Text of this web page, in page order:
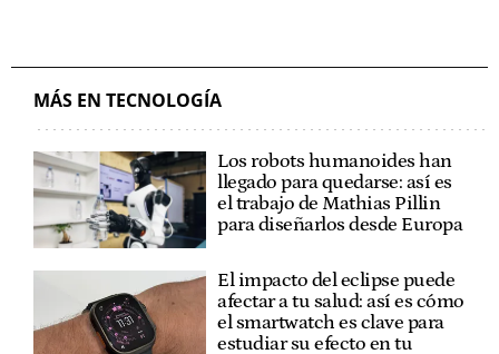
MÁS EN TECNOLOGÍA
Los robots humanoides han
llegado para quedarse: así es
el trabajo de Mathias Pillin
para diseñarlos desde Europa
El impacto del eclipse puede
afectar a tu salud: así es cómo
el smartwatch es clave para
estudiar su efecto en tu